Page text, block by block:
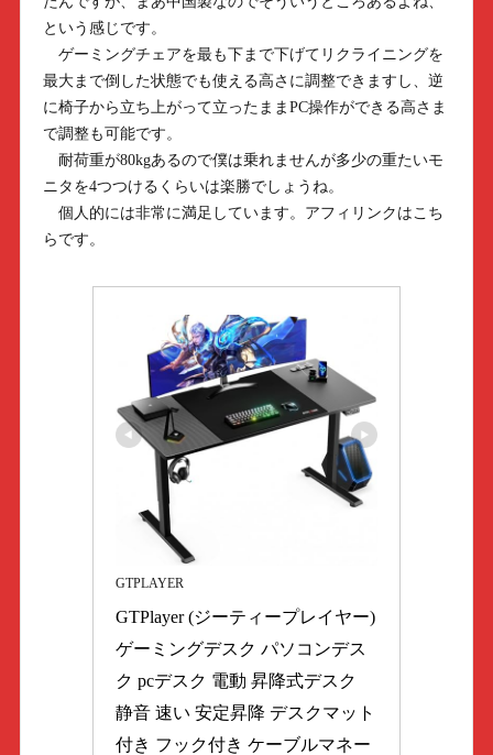
という感じです。
ゲーミングチェアを最も下まで下げてリクライニングを
最大まで倒した状態でも使える高さに調整できますし、逆
に椅子から立ち上がって立ったままPC操作ができる高さま
で調整も可能です。
耐荷重が80kgあるので僕は乗れませんが多少の重たいモ
ニタを4つつけるくらいは楽勝でしょうね。
個人的には非常に満足しています。アフィリンクはこち
らです。
GTPLAYER
GTPlayer (ジーティープレイヤー)
ゲーミングデスク パソコンデス
ク pcデスク 電動 昇降式デスク
静音 速い 安定昇降 デスクマット
付き フック付き ケーブルマネー